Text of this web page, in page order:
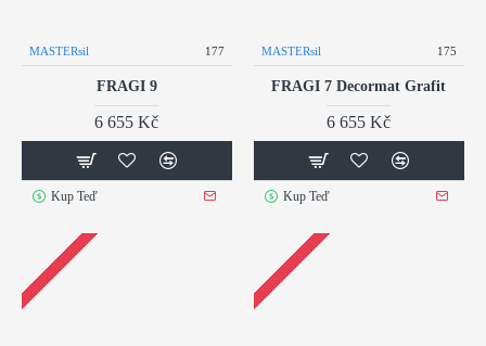
MASTERsil 177
FRAGI 9
6 655 Kč
Kup Teď
MASTERsil 175
FRAGI 7 Decormat Grafit
6 655 Kč
Kup Teď